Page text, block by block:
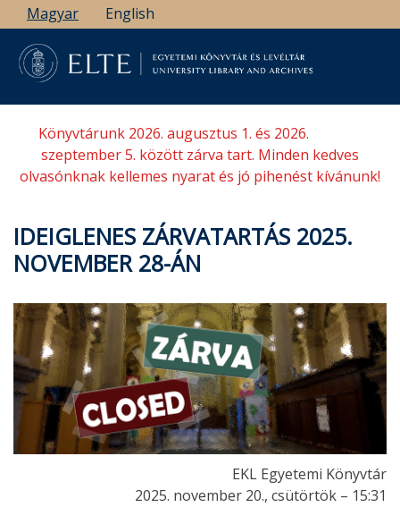
Ugrás
a
tartalomra
Magyar English
Könyvtárunk 2026. augusztus 1. és 2026.
szeptember 5. között zárva tart. Minden kedves
olvasónknak kellemes nyarat és jó pihenést kívánunk!
IDEIGLENES ZÁRVATARTÁS 2025.
NOVEMBER 28-ÁN
EKL Egyetemi Könyvtár
2025. november 20., csütörtök – 15:31